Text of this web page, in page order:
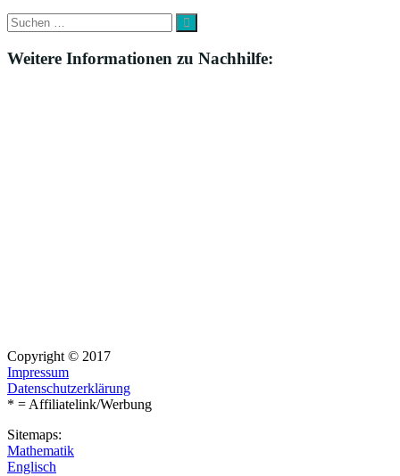
Suche
nach:
Suchen
Weitere Informationen zu Nachhilfe:
Copyright © 2017
Impressum
Datenschutzerklärung
* = Affiliatelink/Werbung
Sitemaps:
Mathematik
Englisch